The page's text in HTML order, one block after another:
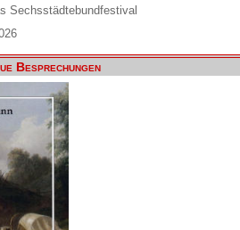
Sechsstädtebundfestival
Besprechungen